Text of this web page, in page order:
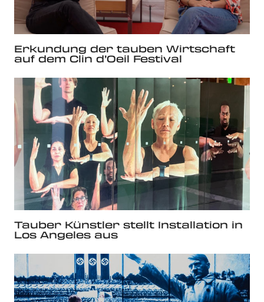
Erkundung der tauben Wirtschaft
auf dem Clin d’Oeil Festival
Tauber Künstler stellt Installation in
Los Angeles aus